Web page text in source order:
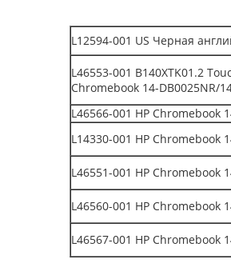
L12594-001 US Черная
L46553-001 B140XTK01.2
Chromebook 14-DB0025NR/
L46566-001 HP Chromebook
L14330-001 HP Chromebook
L46551-001 HP
L46560-001 HP
L46567-001 HP